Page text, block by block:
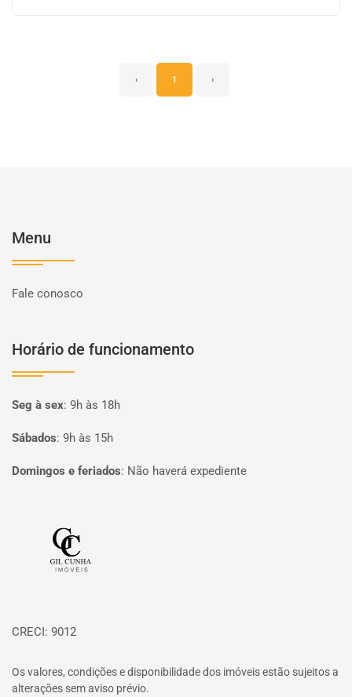
‹ 1 ›
Menu
Fale conosco
Horário de funcionamento
Seg à sex: 9h às 18h
Sábados: 9h às 15h
Domingos e feriados: Não haverá expediente
CRECI: 9012
Os valores, condições e disponibilidade dos imóveis estão sujeitos a
alterações sem aviso prévio.